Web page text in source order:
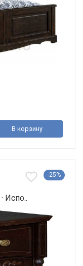
В корзину
-25%
Испо..